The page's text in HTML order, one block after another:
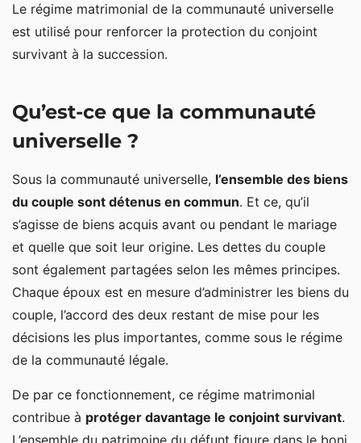
Le régime matrimonial de la communauté universelle
est utilisé pour renforcer la protection du conjoint
survivant à la succession.
Qu’est-ce que la communauté
universelle ?
Sous la communauté universelle, l’ensemble des biens
du couple sont détenus en commun. Et ce, qu’il
s’agisse de biens acquis avant ou pendant le mariage
et quelle que soit leur origine. Les dettes du couple
sont également partagées selon les mêmes principes.
Chaque époux est en mesure d’administrer les biens du
couple, l’accord des deux restant de mise pour les
décisions les plus importantes, comme sous le régime
de la communauté légale.
De par ce fonctionnement, ce régime matrimonial
contribue à protéger davantage le conjoint survivant.
L’ensemble du patrimoine du défunt figure dans le boni